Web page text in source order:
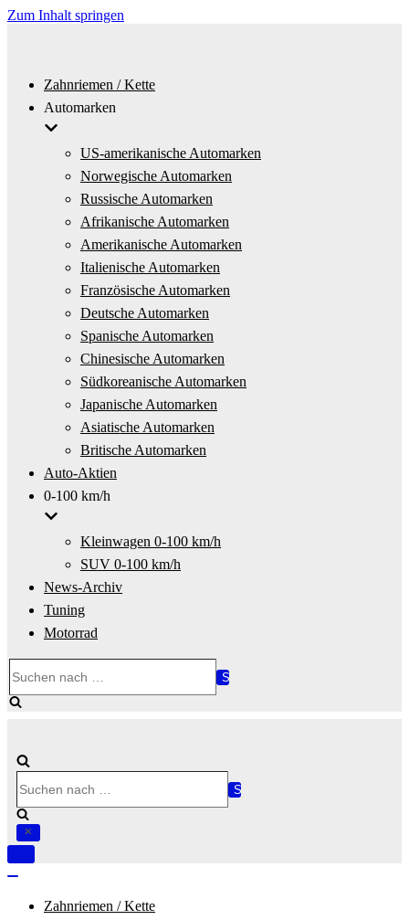
Zum Inhalt springen
Zahnriemen / Kette
Automarken
US-amerikanische Automarken
Norwegische Automarken
Russische Automarken
Afrikanische Automarken
Amerikanische Automarken
Italienische Automarken
Französische Automarken
Deutsche Automarken
Spanische Automarken
Chinesische Automarken
Südkoreanische Automarken
Japanische Automarken
Asiatische Automarken
Britische Automarken
Auto-Aktien
0-100 km/h
Kleinwagen 0-100 km/h
SUV 0-100 km/h
News-Archiv
Tuning
Motorrad
nach …
nach …
Navigation
Zahnriemen / Kette